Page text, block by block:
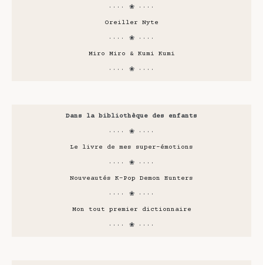
···· ❀ ····
Oreiller Nyte
···· ❀ ····
Miro Miro & Kumi Kumi
···· ❀ ····
Dans la bibliothèque des enfants
···· ❀ ····
Le livre de mes super-émotions
···· ❀ ····
Nouveautés K-Pop Demon Hunters
···· ❀ ····
Mon tout premier dictionnaire
···· ❀ ····